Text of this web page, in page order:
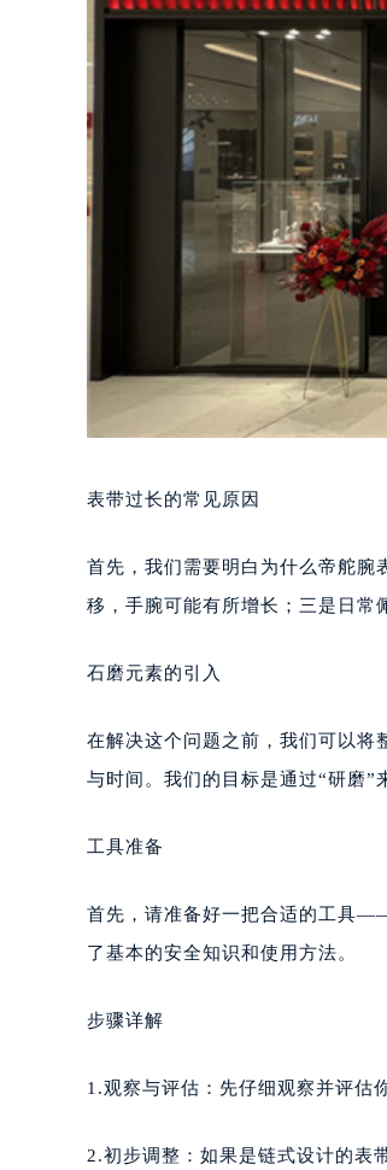
表带过长的常见原因
首先，我们需要明白为什么帝舵腕
移，手腕可能有所增长；三是日常
石磨元素的引入
在解决这个问题之前，我们可以将
与时间。我们的目标是通过“研磨”
工具准备
首先，请准备好一把合适的工具
了基本的安全知识和使用方法。
步骤详解
1.观察与评估：先仔细观察并评估
2.初步调整：如果是链式设计的表